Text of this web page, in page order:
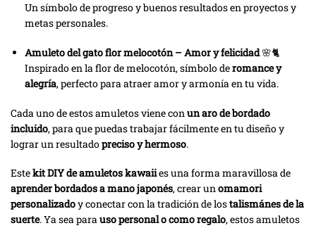
Un símbolo de progreso y buenos resultados en proyectos y
metas personales.
Amuleto del gato flor melocotón – Amor y felicidad🌸🐈
Inspirado en la flor de melocotón, símbolo deromance y
alegría, perfecto para atraer amor y armonía en tu vida.
Cada uno de estos amuletos viene con un aro de bordado
incluido, para que puedas trabajar fácilmente en tu diseño y
lograr un resultadopreciso y hermoso.
Estekit DIY de amuletos kawaiies una forma maravillosa de
aprender bordados a mano japonés, crear unomamori
personalizadoy conectar con la tradición de lostalismánes de la
suerte. Ya sea parauso personal o como regalo, estos amuletos